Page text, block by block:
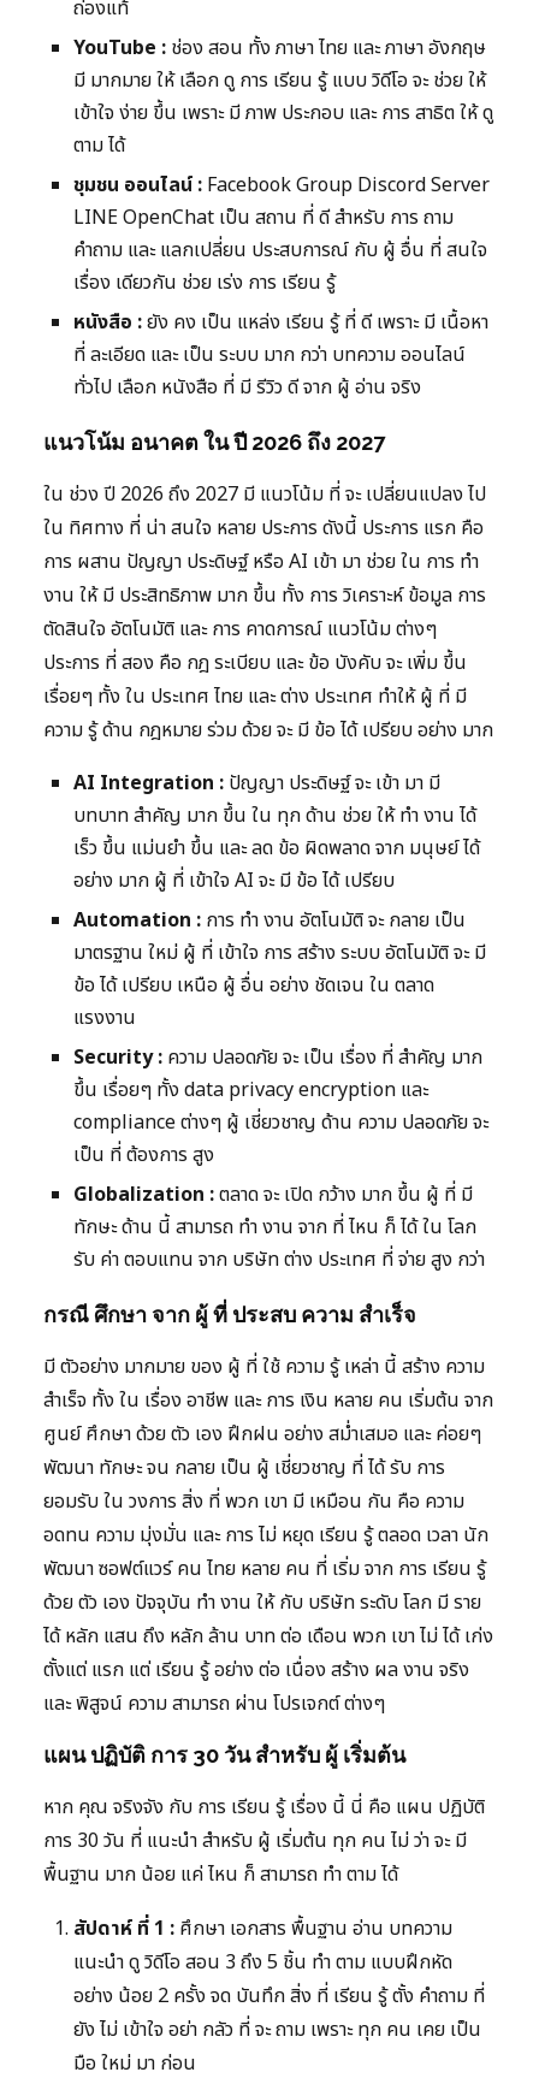
ถ่องแท้
YouTube : ช่อง สอน ทั้ง ภาษา ไทย และ ภาษา อังกฤษ
มี มากมาย ให้ เลือก ดู การ เรียน รู้ แบบ วิดีโอ จะ ช่วย ให้
เข้าใจ ง่าย ขึ้น เพราะ มี ภาพ ประกอบ และ การ สาธิต ให้ ดู
ตาม ได้
ชุมชน ออนไลน์ : Facebook Group Discord Server
LINE OpenChat เป็น สถาน ที่ ดี สำหรับ การ ถาม
คำถาม และ แลกเปลี่ยน ประสบการณ์ กับ ผู้ อื่น ที่ สนใจ
เรื่อง เดียวกัน ช่วย เร่ง การ เรียน รู้
หนังสือ :ยัง คง เป็น แหล่ง เรียน รู้ ที่ ดี เพราะ มี เนื้อหา
ที่ ละเอียด และ เป็น ระบบ มาก กว่า บทความ ออนไลน์
ทั่วไป เลือก หนังสือ ที่ มี รีวิว ดี จาก ผู้ อ่าน จริง
แนวโน้ม อนาคต ใน ปี 2026 ถึง 2027
ใน ช่วง ปี 2026 ถึง 2027 มี แนวโน้ม ที่ จะ เปลี่ยนแปลง ไป
ใน ทิศทาง ที่ น่า สนใจ หลาย ประการ ดังนี้ ประการ แรก คือ
การ ผสาน ปัญญา ประดิษฐ์ หรือ AI เข้า มา ช่วย ใน การ ทำ
งาน ให้ มี ประสิทธิภาพ มาก ขึ้น ทั้ง การ วิเคราะห์ ข้อมูล การ
ตัดสินใจ อัตโนมัติ และ การ คาดการณ์ แนวโน้ม ต่างๆ
ประการ ที่ สอง คือ กฎ ระเบียบ และ ข้อ บังคับ จะ เพิ่ม ขึ้น
เรื่อยๆ ทั้ง ใน ประเทศ ไทย และ ต่าง ประเทศ ทำให้ ผู้ ที่ มี
ความ รู้ ด้าน กฎหมาย ร่วม ด้วย จะ มี ข้อ ได้ เปรียบ อย่าง มาก
AI Integration : ปัญญา ประดิษฐ์ จะ เข้า มา มี
บทบาท สำคัญ มาก ขึ้น ใน ทุก ด้าน ช่วย ให้ ทำ งาน ได้
เร็ว ขึ้น แม่นยำ ขึ้น และ ลด ข้อ ผิดพลาด จาก มนุษย์ ได้
อย่าง มาก ผู้ ที่ เข้าใจ AI จะ มี ข้อ ได้ เปรียบ
Automation : การ ทำ งาน อัตโนมัติ จะ กลาย เป็น
มาตรฐาน ใหม่ ผู้ ที่ เข้าใจ การ สร้าง ระบบ อัตโนมัติ จะ มี
ข้อ ได้ เปรียบ เหนือ ผู้ อื่น อย่าง ชัดเจน ใน ตลาด
แรงงาน
Security : ความ ปลอดภัย จะ เป็น เรื่อง ที่ สำคัญ มาก
ขึ้น เรื่อยๆ ทั้ง data privacy encryption และ
compliance ต่างๆ ผู้ เชี่ยวชาญ ด้าน ความ ปลอดภัย จะ
เป็น ที่ ต้องการ สูง
Globalization :ตลาด จะ เปิด กว้าง มาก ขึ้น ผู้ ที่ มี
ทักษะ ด้าน นี้ สามารถ ทำ งาน จาก ที่ ไหน ก็ ได้ ใน โลก
รับ ค่า ตอบแทน จาก บริษัท ต่าง ประเทศ ที่ จ่าย สูง กว่า
กรณี ศึกษา จาก ผู้ ที่ ประสบ ความ สำเร็จ
มี ตัวอย่าง มากมาย ของ ผู้ ที่ ใช้ ความ รู้ เหล่า นี้ สร้าง ความ
สำเร็จ ทั้ง ใน เรื่อง อาชีพ และ การ เงิน หลาย คน เริ่มต้น จาก
ศูนย์ ศึกษา ด้วย ตัว เอง ฝึกฝน อย่าง สม่ำเสมอ และ ค่อยๆ
พัฒนา ทักษะ จน กลาย เป็น ผู้ เชี่ยวชาญ ที่ ได้ รับ การ
ยอมรับ ใน วงการ สิ่ง ที่ พวก เขา มี เหมือน กัน คือ ความ
อดทน ความ มุ่งมั่น และ การ ไม่ หยุด เรียน รู้ ตลอด เวลา นัก
พัฒนา ซอฟต์แวร์ คน ไทย หลาย คน ที่ เริ่ม จาก การ เรียน รู้
ด้วย ตัว เอง ปัจจุบัน ทำ งาน ให้ กับ บริษัท ระดับ โลก มี ราย
ได้ หลัก แสน ถึง หลัก ล้าน บาท ต่อ เดือน พวก เขา ไม่ ได้ เก่ง
ตั้งแต่ แรก แต่ เรียน รู้ อย่าง ต่อ เนื่อง สร้าง ผล งาน จริง
และ พิสูจน์ ความ สามารถ ผ่าน โปรเจกต์ ต่างๆ
แผน ปฏิบัติ การ 30 วัน สำหรับ ผู้ เริ่มต้น
หาก คุณ จริงจัง กับ การ เรียน รู้ เรื่อง นี้ นี่ คือ แผน ปฏิบัติ
การ 30 วัน ที่ แนะนำ สำหรับ ผู้ เริ่มต้น ทุก คน ไม่ ว่า จะ มี
พื้นฐาน มาก น้อย แค่ ไหน ก็ สามารถ ทำ ตาม ได้
สัปดาห์ ที่ 1 : ศึกษา เอกสาร พื้นฐาน อ่าน บทความ
แนะนำ ดู วิดีโอ สอน 3 ถึง 5 ชิ้น ทำ ตาม แบบฝึกหัด
อย่าง น้อย 2 ครั้ง จด บันทึก สิ่ง ที่ เรียน รู้ ตั้ง คำถาม ที่
ยัง ไม่ เข้าใจ อย่า กลัว ที่ จะ ถาม เพราะ ทุก คน เคย เป็น
มือ ใหม่ มา ก่อน